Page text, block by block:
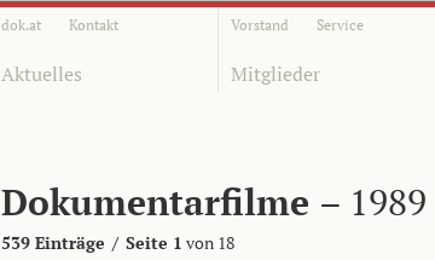
dok.at Kontakt Vorstand Service
Aktuelles Mitglieder
Dokumentarfilme – 1989
539 Einträge / Seite 1 von 18